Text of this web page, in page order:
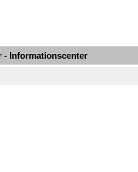
- Informationscenter